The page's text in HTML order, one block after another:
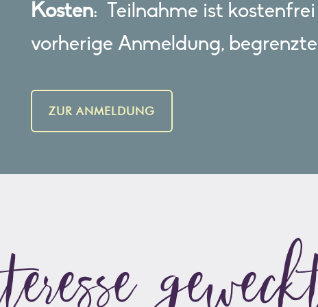
Kosten: Teilnahme ist
vorherige Anmeldung,
ZUR ANMELDUNG